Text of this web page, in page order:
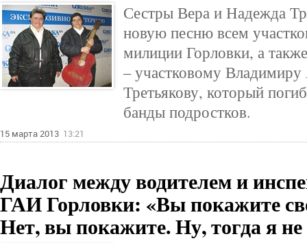
Сестры Вера и Надежда
новую песню всем
милиции Горловки, а
– участковому Владимиру
Третьякову, который
банды подростков.
15 марта 2013 13:21
Диалог между водителем и
ГАИ Горловки: «Вы покажите
Нет, вы покажите. Ну, тогда я